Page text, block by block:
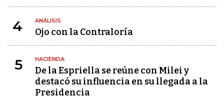
4 ANÁLISIS
Ojo con la Contraloría
5 HACIENDA
De la Espriella se reúne con Milei y
destacó su influencia en su llegada a la
Presidencia